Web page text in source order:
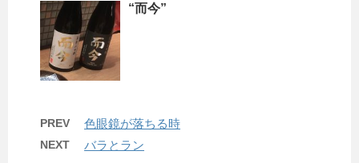
“而今”
PREV 色眼鏡が落ちる時
NEXT バラとラン